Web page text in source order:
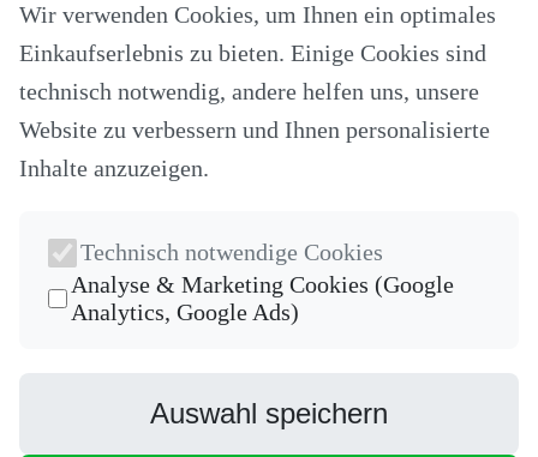
Nähzubehör
Ersatzteile
Stricken und Häkeln
Schneideplotter und Zubehör
Sticksoftware
Unsere Hersteller
Newsletter
Die neuesten Produkte und die besten Angebote per E-Mail, damit
Ihr nichts mehr verpasst.
Instagram
Wir verwenden Cookies, um Ihnen ein optimales
Einkaufserlebnis zu bieten. Einige Cookies sind
technisch notwendig, andere helfen uns, unsere
Website zu verbessern und Ihnen personalisierte
Inhalte anzuzeigen.
Technisch notwendige Cookies
Analyse & Marketing Cookies (Google
Analytics, Google Ads)
Auswahl speichern